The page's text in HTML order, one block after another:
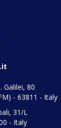
Galilei, 80
- 63811 - Italy
31/L
- Italy